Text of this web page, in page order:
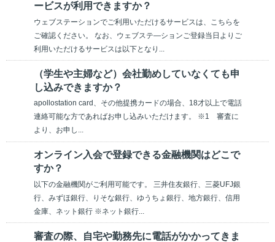
ービスが利用できますか？
ウェブステーションでご利用いただけるサービスは、こちらを
ご確認ください。 なお、ウェブステ―ションご登録当日よりご
利用いただけるサービスは以下となり...
（学生や主婦など）会社勤めしていなくても申
し込みできますか？
apollostation card、その他提携カードの場合、18才以上で電話
連絡可能な方であればお申し込みいただけます。 ※1 審査に
より、お申し...
オンライン入会で登録できる金融機関はどこで
すか？
以下の金融機関がご利用可能です。 三井住友銀行、三菱UFJ銀
行、みずほ銀行、りそな銀行、ゆうちょ銀行、地方銀行、信用
金庫、ネット銀行 ※ネット銀行...
審査の際、自宅や勤務先に電話がかかってきま